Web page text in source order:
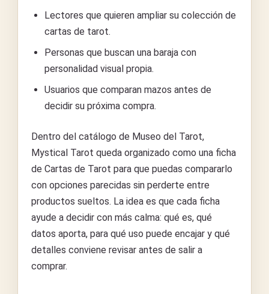
Lectores que quieren ampliar su colección de
cartas de tarot.
Personas que buscan una baraja con
personalidad visual propia.
Usuarios que comparan mazos antes de
decidir su próxima compra.
Dentro del catálogo de Museo del Tarot,
Mystical Tarot queda organizado como una ficha
de Cartas de Tarot para que puedas compararlo
con opciones parecidas sin perderte entre
productos sueltos. La idea es que cada ficha
ayude a decidir con más calma: qué es, qué
datos aporta, para qué uso puede encajar y qué
detalles conviene revisar antes de salir a
comprar.